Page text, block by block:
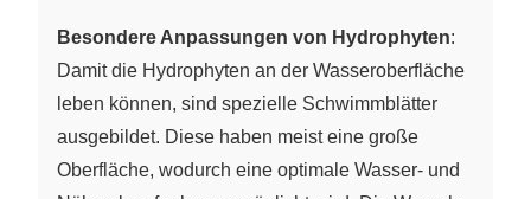
Besondere Anpassungen von Hydrophyten:
Damit die Hydrophyten an der Wasseroberfläche
leben können, sind spezielle Schwimmblätter
ausgebildet. Diese haben meist eine große
Oberfläche, wodurch eine optimale Wasser- und